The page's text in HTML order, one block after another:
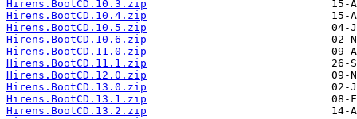
Hirens.BootCD.10.3.zip
Hirens.BootCD.10.4.zip
Hirens.BootCD.10.5.zip
Hirens.BootCD.10.6.zip
Hirens.BootCD.11.0.zip
Hirens.BootCD.11.1.zip
Hirens.BootCD.12.0.zip
Hirens.BootCD.13.0.zip
Hirens.BootCD.13.1.zip
Hirens.BootCD.13.2.zip